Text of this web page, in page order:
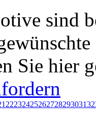
sind
Sie hier
2223242526272829303132